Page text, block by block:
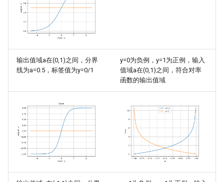
输出值域a在(0,1)之间，分界
线为a=0.5，标签值为y=0/1
y=0为负例，y=1为正例，输入
值域a在(0,1)之间，符合对率
函数的输出值域